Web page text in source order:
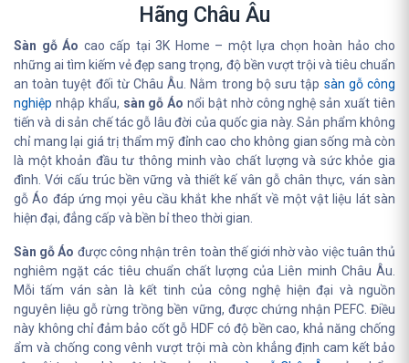
Hãng Châu Âu
Sàn gỗ Áo cao cấp tại 3K Home – một lựa chọn hoàn hảo cho
những ai tìm kiếm vẻ đẹp sang trọng, độ bền vượt trội và tiêu chuẩn
an toàn tuyệt đối từ Châu Âu. Nằm trong bộ sưu tập sàn gỗ công
nghiệp nhập khẩu, sàn gỗ Áo nổi bật nhờ công nghệ sản xuất tiên
tiến và di sản chế tác gỗ lâu đời của quốc gia này. Sản phẩm không
chỉ mang lại giá trị thẩm mỹ đỉnh cao cho không gian sống mà còn
là một khoản đầu tư thông minh vào chất lượng và sức khỏe gia
đình. Với cấu trúc bền vững và thiết kế vân gỗ chân thực, ván sàn
gỗ Áo đáp ứng mọi yêu cầu khắt khe nhất về một vật liệu lát sàn
hiện đại, đẳng cấp và bền bỉ theo thời gian.
Sàn gỗ Áo được công nhận trên toàn thế giới nhờ vào việc tuân thủ
nghiêm ngặt các tiêu chuẩn chất lượng của Liên minh Châu Âu.
Mỗi tấm ván sàn là kết tinh của công nghệ hiện đại và nguồn
nguyên liệu gỗ rừng trồng bền vững, được chứng nhận PEFC. Điều
này không chỉ đảm bảo cốt gỗ HDF có độ bền cao, khả năng chống
ẩm và chống cong vênh vượt trội mà còn khẳng định cam kết bảo